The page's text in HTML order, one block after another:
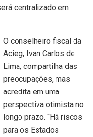
centralizado em
O conselheiro fiscal da
Acieg, Ivan Carlos de
Lima, compartilha das
preocupações, mas
acredita em uma
perspectiva otimista no
longo prazo. “Há riscos
para os Estados